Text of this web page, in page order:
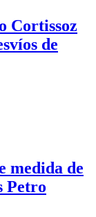
Cortissoz
de
medida de
Petro